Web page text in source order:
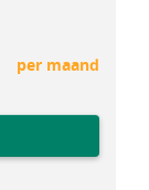
per maand